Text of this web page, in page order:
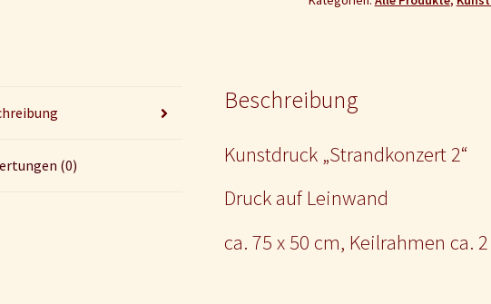
(0)
Beschreibung
Kunstdruck „Strandkonzert 2“
Druck auf Leinwand
ca. 75 x 50 cm, Keilrahmen ca.